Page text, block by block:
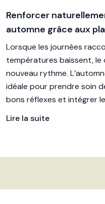
Renforcer
automne grâce aux
Lorsque les journées
températures baissent, le
nouveau rythme.
idéale pour prendre soin
bons réflexes et intégrer
Lire la suite